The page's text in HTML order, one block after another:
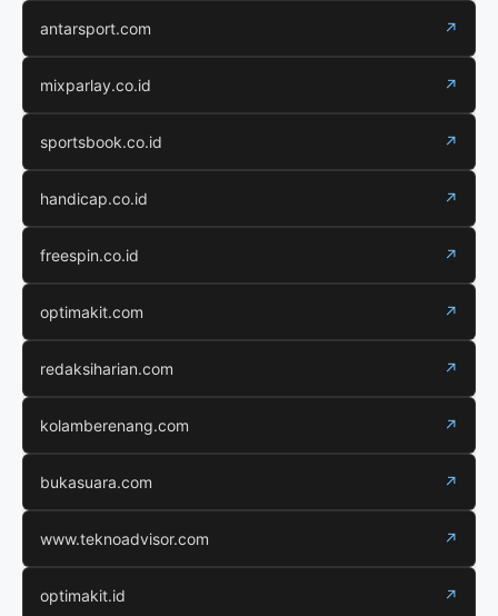
antarsport.com ↗
mixparlay.co.id ↗
sportsbook.co.id ↗
handicap.co.id ↗
freespin.co.id ↗
optimakit.com ↗
redaksiharian.com ↗
kolamberenang.com ↗
bukasuara.com ↗
www.teknoadvisor.com ↗
optimakit.id ↗